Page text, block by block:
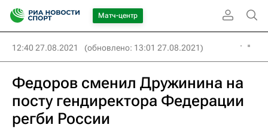
Матч-центр
12:40 27.08.2021 (обновлено: 13:01 27.08.2021)
Федоров сменил Дружинина на
посту гендиректора Федерации
регби России